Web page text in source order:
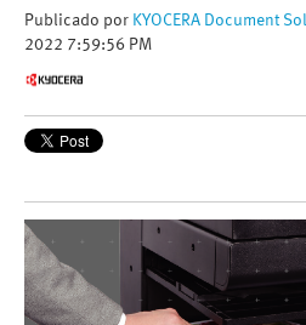
Publicado por KYOCERA Document
2022 7:59:56 PM